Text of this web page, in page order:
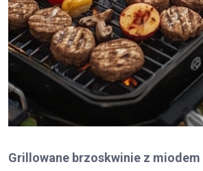
Grillowane brzoskwinie z